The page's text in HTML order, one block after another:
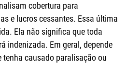
cobertura para
e lucros cessantes. Essa última
Ela não significa que toda
indenizada. Em geral, depende
tenha causado paralisação ou